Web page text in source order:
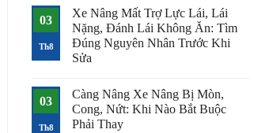
ở
Xe
Nâng
Điện
Tụt
Bình
Hết
Ca
Đã
Hết
03
Th8
Xe Nâng Mất Trợ Lực Lái, Lái
Nặng, Đánh Lái Không Ăn: Tìm
Đúng Nguyên Nhân Trước Khi
Sửa
bình
luận
ở
Xe
03
Th8
Càng Nâng Xe Nâng Bị Mòn,
Cong, Nứt: Khi Nào Bắt Buộc
Phải Thay